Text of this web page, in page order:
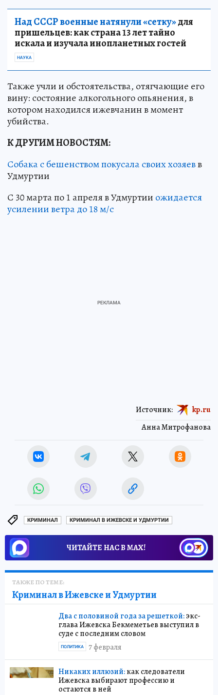
Над СССР военные натянули «сетку»для
пришельцев: как страна 13 лет тайно
искала и изучала инопланетных гостей
НАУКА
Также учли и обстоятельства, отягчающие его
вину: состояние алкогольного опьянения, в
котором находился ижевчанин в момент
убийства.
К ДРУГИМ НОВОСТЯМ:
Собака с бешенством покусала своих хозяевв
Удмуртии
С 30 марта по 1 апреля в Удмуртии ожидается
усилении ветра до 18 м/с
Анна Митрофанова
Источник: kp.ru
КРИМИНАЛ КРИМИНАЛ В ИЖЕВСКЕ И УДМУРТИИ
ЧИТАЙТЕ НАС В МАХ!
ТАКЖЕ ПО ТЕМЕ:
Криминал в Ижевске и Удмуртии
Два с половиной года за решеткой:экс-
глава Ижевска Бекмеметьев выступил в
суде с последним словом
7 февраля
ПОЛИТИКА
Никаких иллюзий:как следователи
Ижевска выбирают профессию и
остаются в ней